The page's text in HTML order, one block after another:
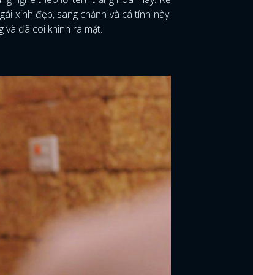
GOOGLE
xinh đẹp, sang chảnh và cá tính này.
và đã coi khinh ra mặt.